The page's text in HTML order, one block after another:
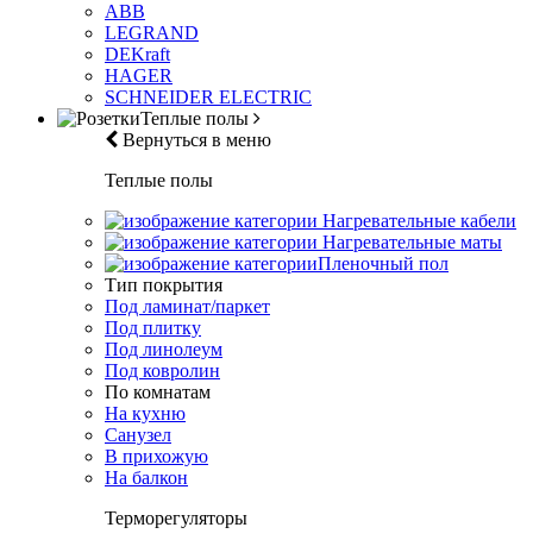
ABB
LEGRAND
DEKraft
HAGER
SCHNEIDER ELECTRIC
Теплые полы
Вернуться в меню
Теплые полы
Нагревательные кабели
Нагревательные маты
Пленочный пол
Тип покрытия
Под ламинат/паркет
Под плитку
Под линолеум
Под ковролин
По комнатам
На кухню
Санузел
В прихожую
На балкон
Терморегуляторы